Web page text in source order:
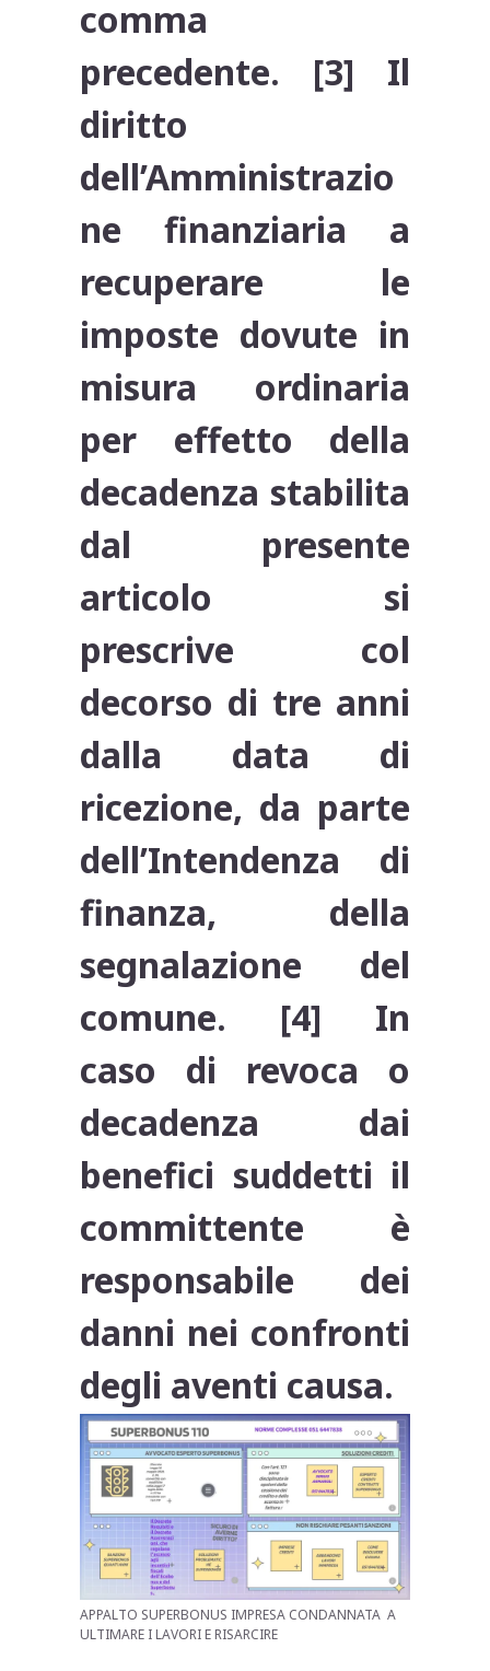
comma
precedente. [3] Il
diritto
dell’Amministrazio
ne finanziaria a
recuperare le
imposte dovute in
misura ordinaria
per effetto della
decadenza stabilita
dal presente
articolo si
prescrive col
decorso di tre anni
dalla data di
ricezione, da parte
dell’Intendenza di
finanza, della
segnalazione del
comune. [4] In
caso di revoca o
decadenza dai
benefici suddetti il
committente è
responsabile dei
danni nei confronti
degli aventi causa.
APPALTO SUPERBONUS IMPRESA CONDANNATA A
ULTIMARE I LAVORI E RISARCIRE